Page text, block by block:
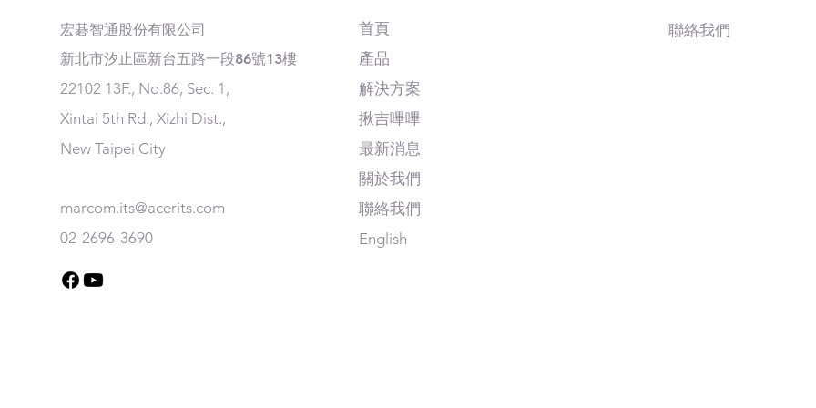
​宏碁智通股份有限公司
​新北市汐止區新台五路一段86號13樓
22102 13F., No.86, Sec. 1,
Xintai 5th Rd., Xizhi Dist.,
New Taipei City
marcom.its@acerits.com
02-2696-3690
首頁
產品
解決方案
揪吉嗶嗶
最新消息
關於我們
聯絡我們
English
聯絡我們